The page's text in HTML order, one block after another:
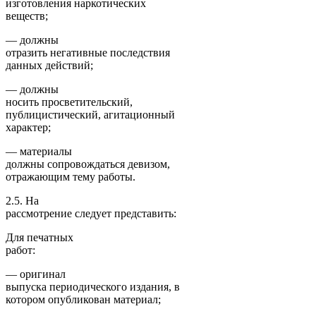
изготовления наркотических
веществ;
— должны
отразить негативные последствия
данных действий;
— должны
носить просветительский,
публицистический, агитационный
характер;
— материалы
должны сопровождаться девизом,
отражающим тему работы.
2.5. На
рассмотрение следует представить:
Для печатных
работ:
— оригинал
выпуска периодического издания, в
котором опубликован материал;